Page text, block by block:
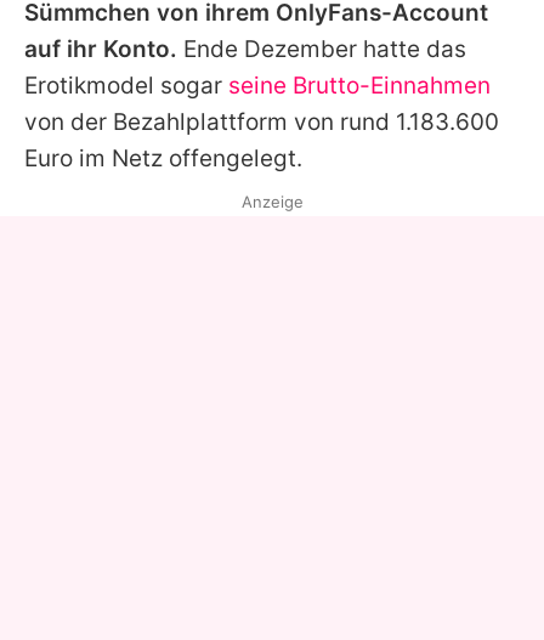
Sümmchen von ihrem OnlyFans-Account
auf ihr Konto. Ende Dezember hatte das
Erotikmodel sogar seine Brutto-Einnahmen
von der Bezahlplattform von rund 1.183.600
Euro im Netz offengelegt.
Anzeige